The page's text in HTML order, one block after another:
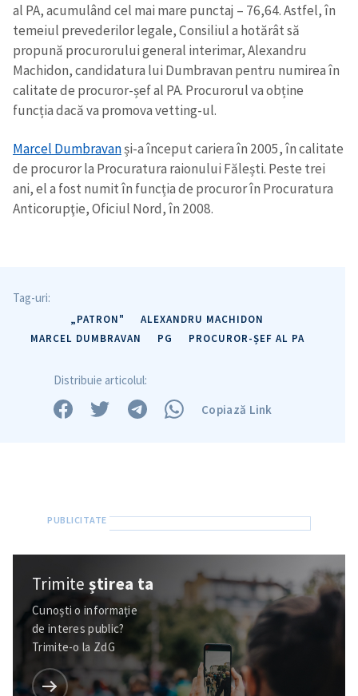
Trimite o informație
Despre ZdG
in English
на русском
al PA, acumulând cel mai mare punctaj – 76,64. Astfel, în
temeiul prevederilor legale, Consiliul a hotărât să
propună procurorului general interimar, Alexandru
Machidon, candidatura lui Dumbravan pentru numirea în
calitate de procuror-șef al PA. Procurorul va obține
funcția dacă va promova vetting-ul.
Marcel Dumbravanși-a început cariera în 2005, în calitate
de procuror la Procuratura raionului Fălești. Peste trei
ani, el a fost numit în funcția de procuror în Procuratura
Anticorupţie, Oficiul Nord, în 2008.
Tag-uri:
„PATRON"
ALEXANDRU MACHIDON
MARCEL DUMBRAVAN
PG PROCUROR-ȘEF AL PA
Distribuie articolul:
Copiază Link
Trimiteștirea ta
Cunoști o informație
de interes public?
Trimite-o la ZdG